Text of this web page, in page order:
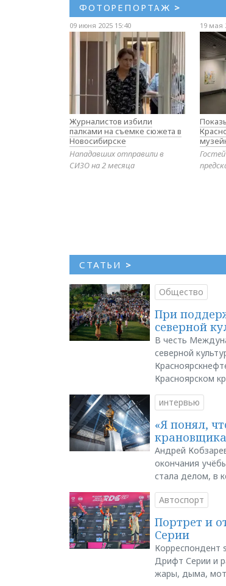
ФОТОРЕПОРТАЖ >
09 июня 2025 15:40
Журналистов избили
палками на съемке сюжета в
Новосибирске
Нападавших отправили в
СИЗО на 2 месяца
19 мая
СТАТЬИ >
Общество
При
северной
В честь
северной
Красноярском
интервью
«Я понял,
Андрей
окончания
стала делом, в
Автоспорт
Портрет и
Серии
Корреспондент
Дрифт Серии и
жары, дыма,